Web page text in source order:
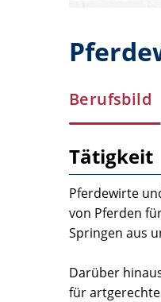
Berufsbild
Tätigkeit
Pferdewirte
von Pferden
Springen aus
Darüber
für